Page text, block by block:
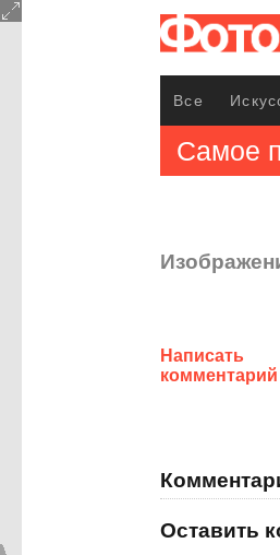
Все
Самое
Написать
комментарий
Оставить